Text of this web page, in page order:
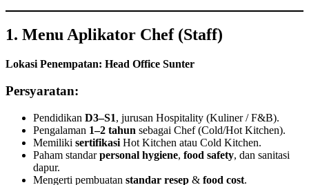
1. Menu Aplikator Chef (Staff)
Lokasi Penempatan: Head Office Sunter
Persyaratan:
Pendidikan D3–S1, jurusan Hospitality (Kuliner / F&B).
Pengalaman 1–2 tahun sebagai Chef (Cold/Hot Kitchen).
Memiliki sertifikasi Hot Kitchen atau Cold Kitchen.
Paham standarpersonal hygiene, food safety, dan sanitasi
dapur.
Mengerti pembuatan standar resep & food cost.